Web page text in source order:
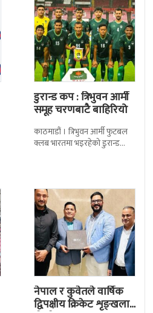
डुरान्ड कप : त्रिभुवन आर्मी
समूह चरणबाटै बाहिरियो
काठमाडौं । त्रिभुवन आर्मी फुटबल
क्लब भारतमा भइरहेको डुरान्ड
नेपाल र कुवेतले वार्षिक
द्विपक्षीय क्रिकेट शृङ्खला